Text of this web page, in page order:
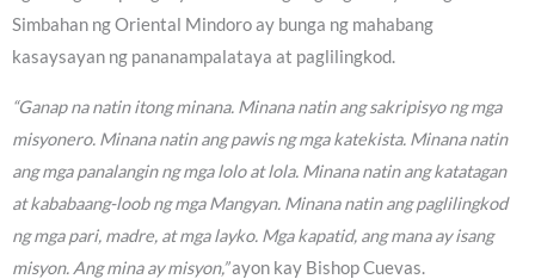
Simbahan ng Oriental Mindoro ay bunga ng mahabang
kasaysayan ng pananampalataya at paglilingkod.
“Ganap na natin itong minana. Minana natin ang sakripisyo ng mga
misyonero. Minana natin ang pawis ng mga katekista. Minana natin
ang mga panalangin ng mga lolo at lola. Minana natin ang katatagan
at kababaang-loob ng mga Mangyan. Minana natin ang paglilingkod
ng mga pari, madre, at mga layko. Mga kapatid, ang mana ay isang
misyon. Ang mina ay misyon,”ayon kay Bishop Cuevas.